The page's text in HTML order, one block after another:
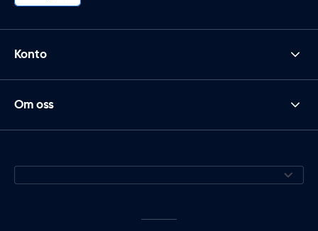
Konto
Om oss